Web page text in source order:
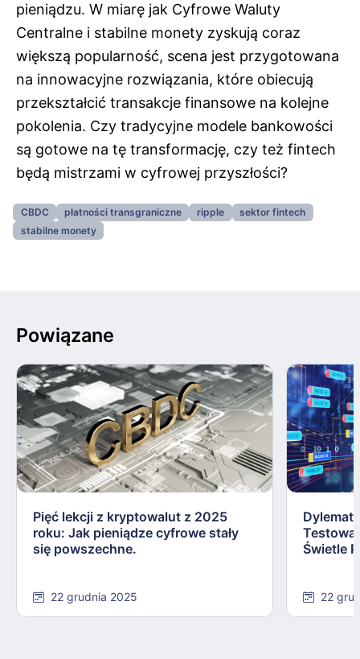
pieniądzu. W miarę jak Cyfrowe Waluty
Centralne i stabilne monety zyskują coraz
większą popularność, scena jest przygotowana
na innowacyjne rozwiązania, które obiecują
przekształcić transakcje finansowe na kolejne
pokolenia. Czy tradycyjne modele bankowości
są gotowe na tę transformację, czy też fintech
będą mistrzami w cyfrowej przyszłości?
CBDC płatności transgraniczne ripple
sektor fintech
stabilne monety
Powiązane
Pięć lekcji z kryptowalut z 2025
roku: Jak pieniądze cyfrowe stały
się powszechne.
22 grudnia 2025
Dylemat
Świetle
22